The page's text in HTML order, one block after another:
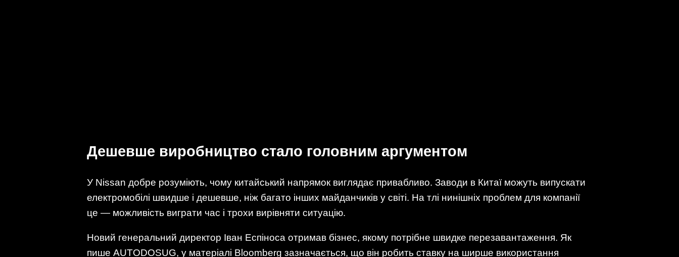
Дешевше виробництво стало головним аргументом
У Nissan добре розуміють, чому китайський напрямок виглядає привабливо. Заводи в Китаї можуть випускати
електромобілі швидше і дешевше, ніж багато інших майданчиків у світі. На тлі нинішніх проблем для компанії
це — можливість виграти час і трохи вирівняти ситуацію.
Новий генеральний директор Іван Еспіноса отримав бізнес, якому потрібне швидке перезавантаження. Як
пише AUTODOSUG, у матеріалі Bloomberg зазначається, що він робить ставку на ширше використання